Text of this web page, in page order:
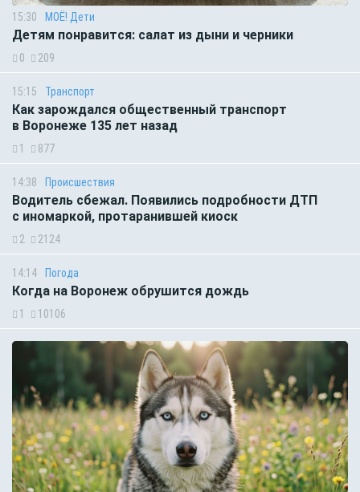
15:30 МОЁ! Дети
Детям понравится: салат из дыни и черники
0 209
15:15 Транспорт
Как зарождался общественный транспорт
в Воронеже 135 лет назад
1 877
14:38 Происшествия
Водитель сбежал. Появились подробности ДТП
с иномаркой, протаранившей киоск
2 2124
14:14 Погода
Когда на Воронеж обрушится дождь
1 10106